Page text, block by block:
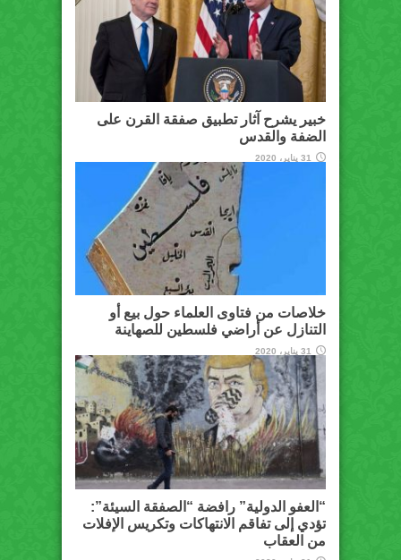
خبير يشرح آثار تطبيق صفقة القرن على
الضفة والقدس
31 يناير، 2020
خلاصات من فتاوى العلماء حول بيع أو
التنازل عن أراضي فلسطين للصهاينة
31 يناير، 2020
“العفو الدولية” رافضة “الصفقة السيئة”:
تؤدي إلى تفاقم الانتهاكات وتكريس الإفلات
من العقاب